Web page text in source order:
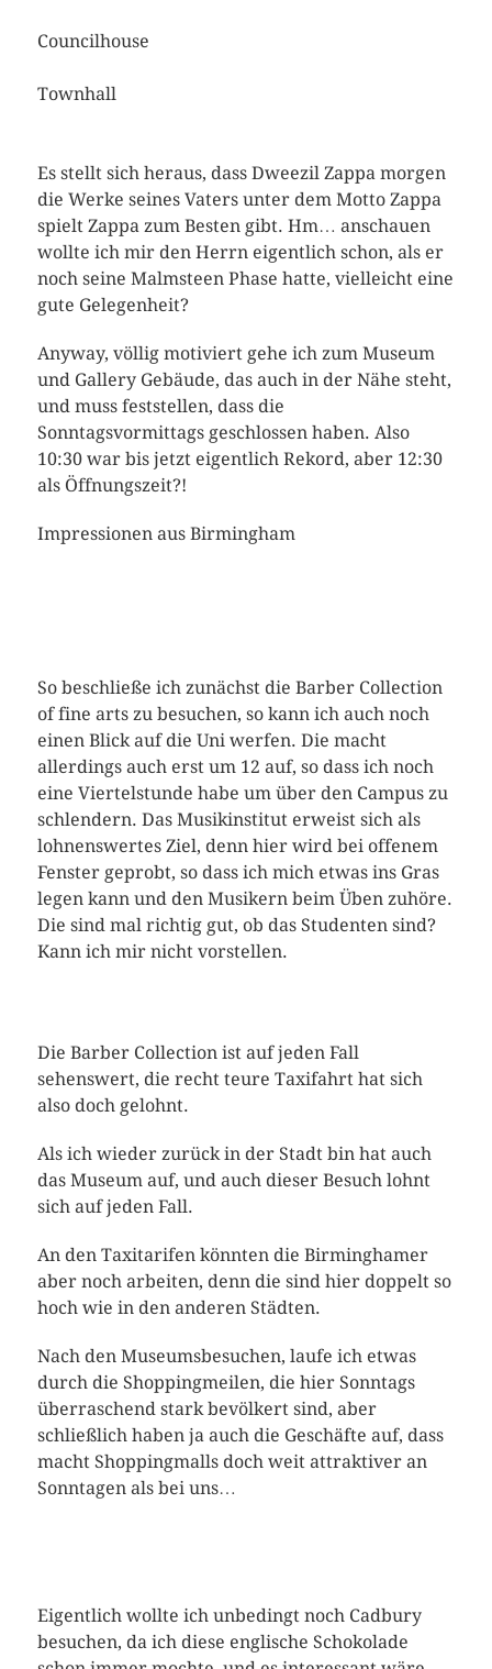
Councilhouse
Townhall
Es stellt sich heraus, dass Dweezil Zappa morgen
die Werke seines Vaters unter dem Motto Zappa
spielt Zappa zum Besten gibt. Hm… anschauen
wollte ich mir den Herrn eigentlich schon, als er
noch seine Malmsteen Phase hatte, vielleicht eine
gute Gelegenheit?
Anyway, völlig motiviert gehe ich zum Museum
und Gallery Gebäude, das auch in der Nähe steht,
und muss feststellen, dass die
Sonntagsvormittags geschlossen haben. Also
10:30 war bis jetzt eigentlich Rekord, aber 12:30
als Öffnungszeit?!
Impressionen aus Birmingham
So beschließe ich zunächst die Barber Collection
of fine arts zu besuchen, so kann ich auch noch
einen Blick auf die Uni werfen. Die macht
allerdings auch erst um 12 auf, so dass ich noch
eine Viertelstunde habe um über den Campus zu
schlendern. Das Musikinstitut erweist sich als
lohnenswertes Ziel, denn hier wird bei offenem
Fenster geprobt, so dass ich mich etwas ins Gras
legen kann und den Musikern beim Üben zuhöre.
Die sind mal richtig gut, ob das Studenten sind?
Kann ich mir nicht vorstellen.
Die Barber Collection ist auf jeden Fall
sehenswert, die recht teure Taxifahrt hat sich
also doch gelohnt.
Als ich wieder zurück in der Stadt bin hat auch
das Museum auf, und auch dieser Besuch lohnt
sich auf jeden Fall.
An den Taxitarifen könnten die Birminghamer
aber noch arbeiten, denn die sind hier doppelt so
hoch wie in den anderen Städten.
Nach den Museumsbesuchen, laufe ich etwas
durch die Shoppingmeilen, die hier Sonntags
überraschend stark bevölkert sind, aber
schließlich haben ja auch die Geschäfte auf, dass
macht Shoppingmalls doch weit attraktiver an
Sonntagen als bei uns…
Eigentlich wollte ich unbedingt noch Cadbury
besuchen, da ich diese englische Schokolade